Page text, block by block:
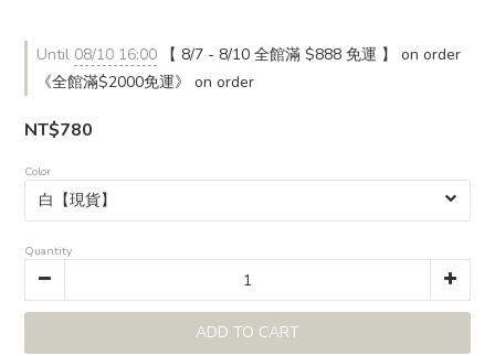
Until 08/10 16:00 【 8/7 - 8/10 全館滿 $888 免運 】 on order
《全館滿$2000免運》 on order
NT$780
Color
Quantity
ADD TO CART